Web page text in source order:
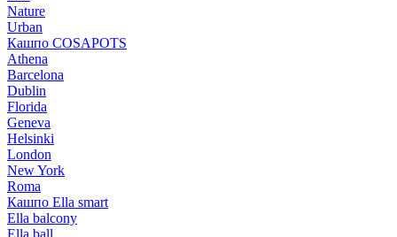
Nature
Urban
Кашпо COSAPOTS
Athena
Barcelona
Dublin
Florida
Geneva
Helsinki
London
New York
Roma
Кашпо Ella smart
Ella balcony
Ella ball